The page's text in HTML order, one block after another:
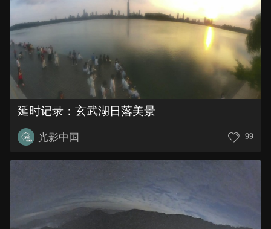
延时记录：玄武湖日落美景
光影中国 99